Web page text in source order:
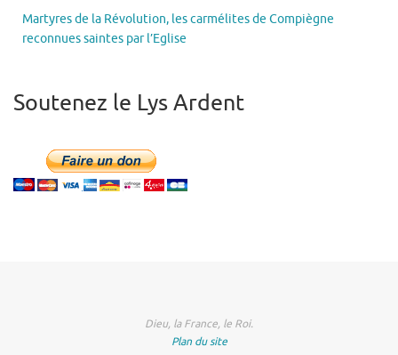
Martyres de la Révolution, les carmélites de Compiègne
reconnues saintes par l’Eglise
Soutenez le Lys Ardent
Dieu, la France, le Roi.
Plan du site